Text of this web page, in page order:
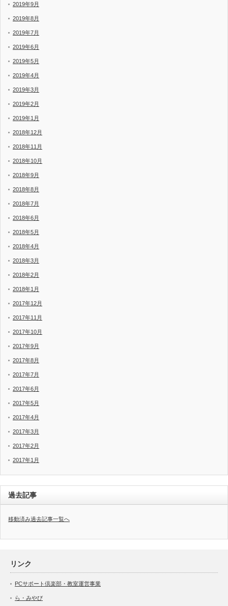
2019年9月
2019年8月
2019年7月
2019年6月
2019年5月
2019年4月
2019年3月
2019年2月
2019年1月
2018年12月
2018年11月
2018年10月
2018年9月
2018年8月
2018年7月
2018年6月
2018年5月
2018年4月
2018年3月
2018年2月
2018年1月
2017年12月
2017年11月
2017年10月
2017年9月
2017年8月
2017年7月
2017年6月
2017年5月
2017年4月
2017年3月
2017年2月
2017年1月
過去記事
移動済み過去記事一覧へ
リンク
PCサポート倶楽部・教室運営事業
ら・みやび